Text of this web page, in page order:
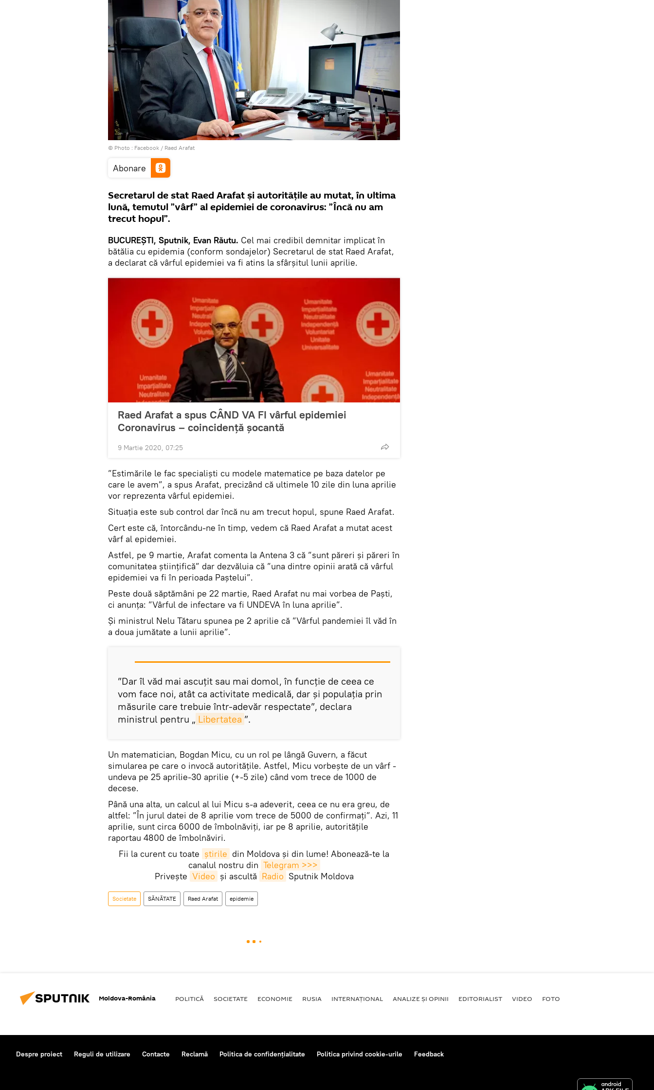
© Photo : Facebook / Raed Arafat
Abonare
Secretarul de stat Raed Arafat și autoritățile au mutat, în ultima
lună, temutul ”vârf” al epidemiei de coronavirus: ”Încă nu am
trecut hopul”.
BUCUREȘTI, Sputnik, Evan Răutu. Cel mai credibil demnitar implicat în
bătălia cu epidemia (conform sondajelor) Secretarul de stat Raed Arafat,
a declarat că vârful epidemiei va fi atins la sfârșitul lunii aprilie.
Raed Arafat a spus CÂND VA FI vârful epidemiei
Coronavirus – coincidență șocantă
9 Martie 2020, 07:25
”Estimările le fac specialiști cu modele matematice pe baza datelor pe
care le avem”, a spus Arafat, precizând că ultimele 10 zile din luna aprilie
vor reprezenta vârful epidemiei.
Situația este sub control dar încă nu am trecut hopul, spune Raed Arafat.
Cert este că, întorcându-ne în timp, vedem că Raed Arafat a mutat acest
vârf al epidemiei.
Astfel, pe 9 martie, Arafat comenta la Antena 3 că ”sunt păreri și păreri în
comunitatea științifică” dar dezvăluia că ”una dintre opinii arată că vârful
epidemiei va fi în perioada Paștelui”.
Peste două săptămâni pe 22 martie, Raed Arafat nu mai vorbea de Paști,
ci anunța: ”Vârful de infectare va fi UNDEVA în luna aprilie”.
Și ministrul Nelu Tătaru spunea pe 2 aprilie că ”Vârful pandemiei îl văd în
a doua jumătate a lunii aprilie”.
”Dar îl văd mai ascuţit sau mai domol, în funcţie de ceea ce
vom face noi, atât ca activitate medicală, dar şi populaţia prin
măsurile care trebuie într-adevăr respectate”, declara
ministrul pentru „ Libertatea ”.
Un matematician, Bogdan Micu, cu un rol pe lângă Guvern, a făcut
simularea pe care o invocă autoritățile. Astfel, Micu vorbește de un vârf -
undeva pe 25 aprilie-30 aprilie (+-5 zile) când vom trece de 1000 de
decese.
Până una alta, un calcul al lui Micu s-a adeverit, ceea ce nu era greu, de
altfel: ”În jurul datei de 8 aprilie vom trece de 5000 de confirmați”. Azi, 11
aprilie, sunt circa 6000 de îmbolnăviți, iar pe 8 aprilie, autoritățile
raportau 4800 de îmbolnăviri.
Fii la curent cu toate știrile din Moldova și din lume! Abonează-te la
canalul nostru din Telegram >>>
Privește Video și ascultă Radio Sputnik Moldova
Societate SĂNĂTATE Raed Arafat epidemie
Moldova-România POLITICĂ SOCIETATE ECONOMIE RUSIA INTERNAŢIONAL ANALIZE ȘI OPINII EDITORIALIST VIDEO FOTO
Despre proiect Reguli de utilizare Contacte Reclamă Politica de confidențialitate Politica privind cookie-urile Feedback